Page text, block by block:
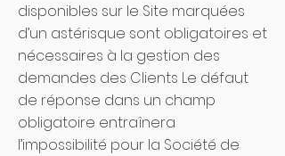
disponibles sur le Site marquées
d’un astérisque sont obligatoires et
nécessaires à la gestion des
demandes des Clients Le défaut
de réponse dans un champ
obligatoire entraînera
l’impossibilité pour la Société de